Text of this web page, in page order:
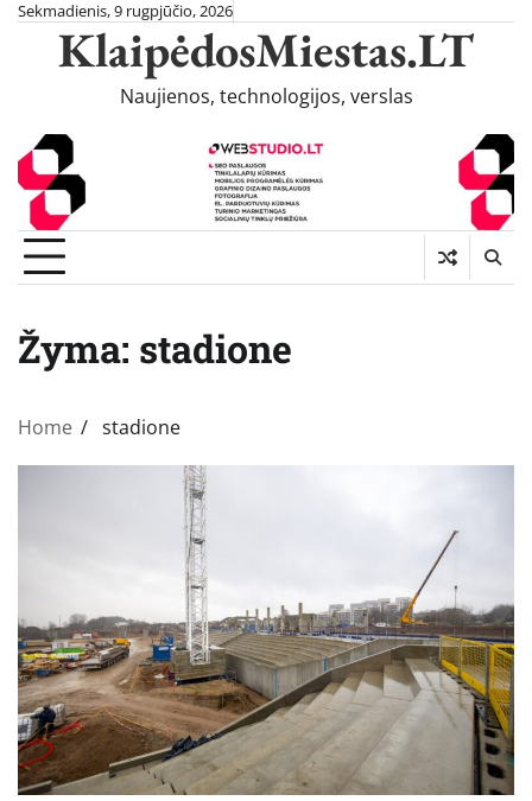
Skip
content
Sekmadienis, 9 rugpjūčio, 2026
KlaipėdosMiestas.LT
Naujienos, technologijos, verslas
Žyma: stadione
Home stadione